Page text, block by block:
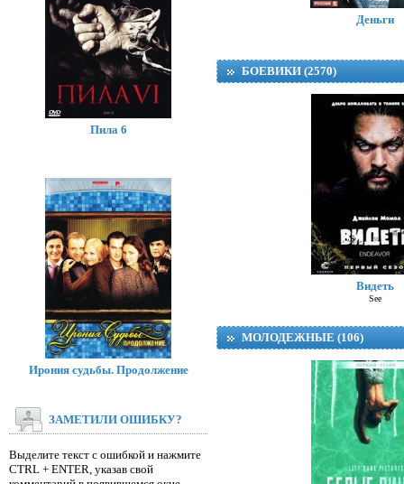
Деньги
БОЕВИКИ (2570)
Видеть
See
МОЛОДЕЖНЫЕ (106)
Пила 6
Ирония судьбы. Продолжение
ЗАМЕТИЛИ ОШИБКУ?
Выделите текст с ошибкой и нажмите
CTRL + ENTER, указав свой